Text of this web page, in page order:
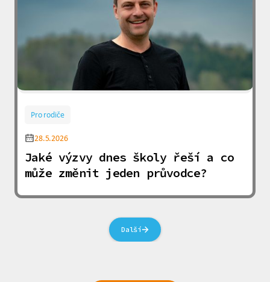
Pro rodiče
28.5.2026
Jaké výzvy dnes školy řeší a co
může změnit jeden průvodce?
Další